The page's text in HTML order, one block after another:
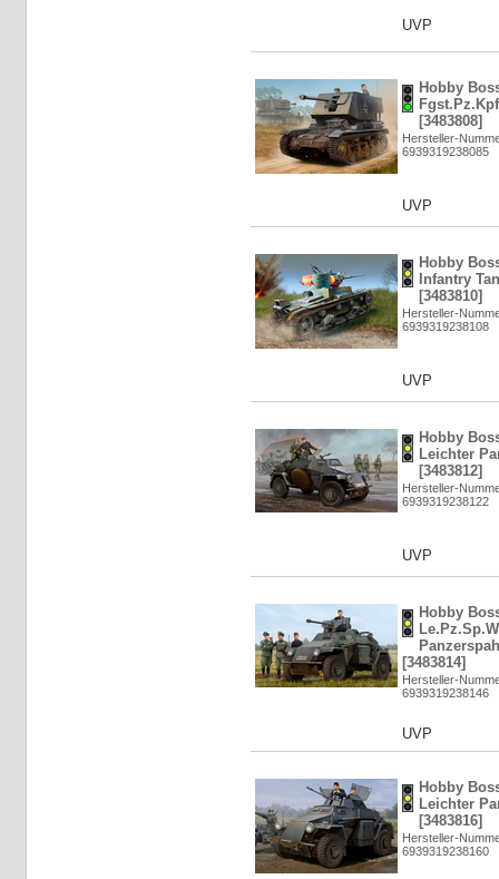
UVP
Hobby
[3483808]
Hersteller-
6939319238085
UVP
Hobby
Infantry
[3483810]
Hersteller-
6939319238108
UVP
Hobby
Leichter
[3483812]
Hersteller-
6939319238122
UVP
Hobby
[3483814]
Hersteller-
6939319238146
UVP
Hobby
Leichter
[3483816]
Hersteller-
6939319238160